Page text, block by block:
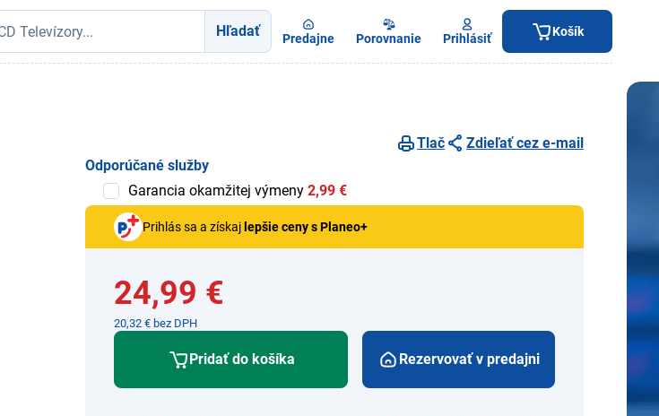
Hľadať Predajne Porovnanie Prihlásiť Košík
Tlač
Zdieľať cez e-mail
Odporúčané služby
Garancia okamžitej výmeny 2,99 €
Prihlás sa a získaj lepšie ceny s Planeo+
24,99 €
20,32 € bez DPH
Pridať do košíka Rezervovať v predajni